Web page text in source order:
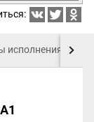
исполнения